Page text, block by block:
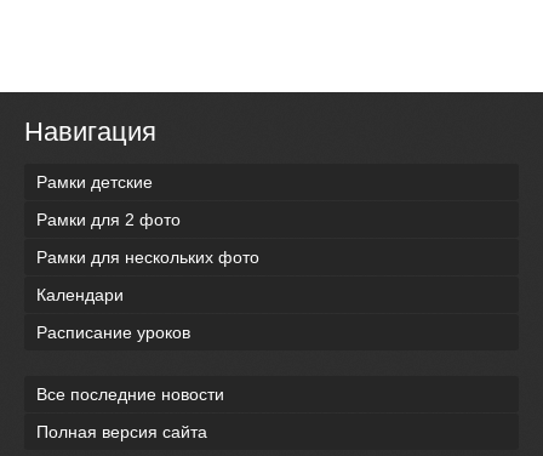
Навигация
Рамки детские
Рамки для 2 фото
Рамки для нескольких фото
Календари
Расписание уроков
Все последние новости
Полная версия сайта